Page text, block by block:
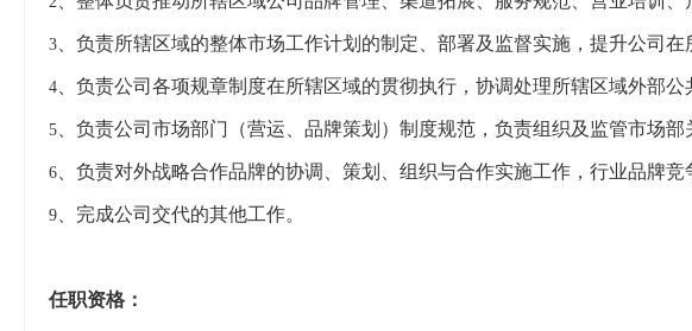
3、负责所辖区域的整体市场工作计划 的制定、部署及监督实施，提升公司 在
4、负责公司各项规章制度在所辖区域的贯彻执行，协调处理所辖区域外部公
5、负责公司市场部门（营运、品牌策划）制度规范，负责组织及监管市场部
6、负责对外战略合作品牌的协调、策划、组织与合作实施工作， 行业品牌竞
9、完成公司交代的其他工作。
任职资格：